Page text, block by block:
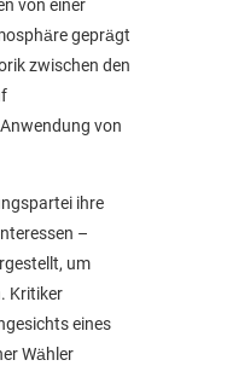
von einer
geprägt
zwischen den
von
ihre
–
um
Kritiker
eines
Wähler